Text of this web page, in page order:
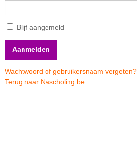
Blijf aangemeld
Wachtwoord of gebruikersnaam vergeten?
Terug naar Nascholing.be